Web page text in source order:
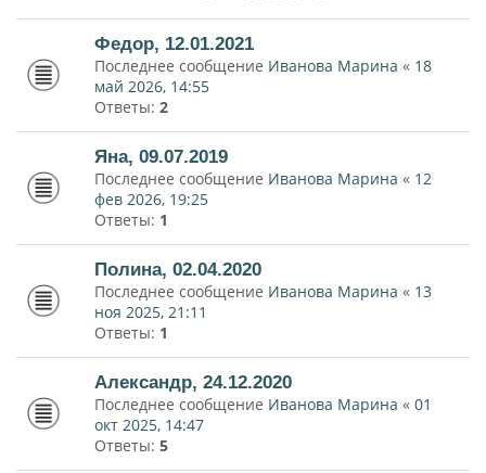
Федор, 12.01.2021
Последнее сообщение Иванова Марина « 18
май 2026, 14:55
Ответы: 2
Яна, 09.07.2019
Последнее сообщение Иванова Марина « 12
фев 2026, 19:25
Ответы: 1
Полина, 02.04.2020
Последнее сообщение Иванова Марина « 13
ноя 2025, 21:11
Ответы: 1
Александр, 24.12.2020
Последнее сообщение Иванова Марина « 01
окт 2025, 14:47
Ответы: 5